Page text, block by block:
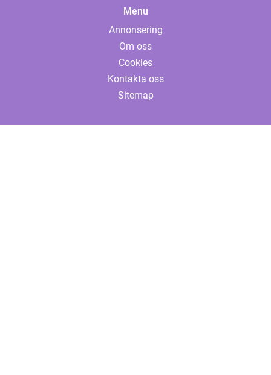
Menu
Annonsering
Om oss
Cookies
Kontakta oss
Sitemap